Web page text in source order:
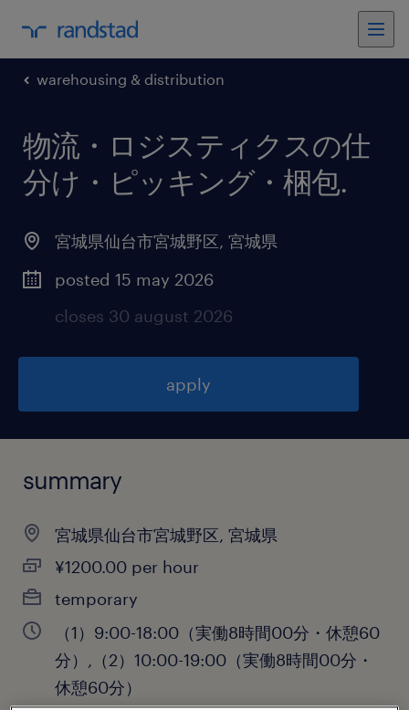
warehousing & distribution
物流・ロジスティクスの仕
分け・ピッキング・梱包.
宮城県仙台市宮城野区, 宮城県
posted 15 may 2026
closes 30 august 2026
apply
summary
宮城県仙台市宮城野区, 宮城県
¥1200.00 per hour
temporary
（1）9:00-18:00（実働8時間00分・休憩60
分）,（2）10:00-19:00（実働8時間00分・
休憩60分）